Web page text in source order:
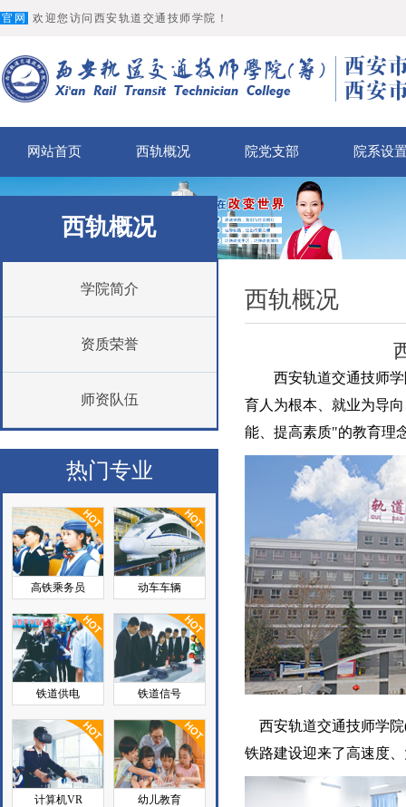
官网 欢迎您访问西安轨道交通技师学院！
网站首页 西轨概况 院党支部 院系设
西轨概况
学院简介
资质荣誉
师资队伍
热门专业
高铁乘务员 动车车辆
铁道供电 铁道信号
计算机VR 幼儿教育
西轨概况
西安轨道交通技师学
育人为根本、就业为导
能、提高素质"的教育理
西安轨道交通技师学院
铁路建设迎来了高速度